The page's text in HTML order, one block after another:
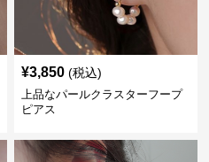
¥3,850 (税込)
上品なパールクラスターフープ
ピアス